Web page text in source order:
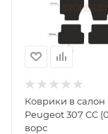
Коврики в салон
Peugeot 307 CC
ворс